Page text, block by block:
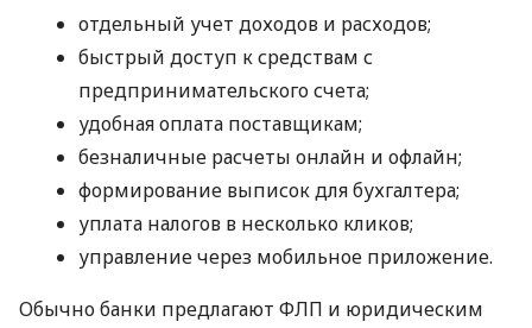
отдельный учет доходов и расходов;
быстрый доступ к средствам с
предпринимательского счета;
удобная оплата поставщикам;
безналичные расчеты онлайн и офлайн;
формирование выписок для бухгалтера;
уплата налогов в несколько кликов;
управление через мобильное приложение.
Обычно банки предлагают ФЛП и юридическим